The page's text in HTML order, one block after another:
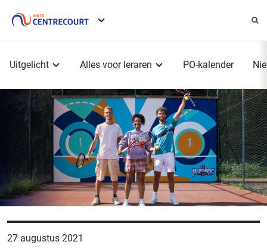
Uitgelicht Alles voor leraren PO-kalender
27 augustus 2021